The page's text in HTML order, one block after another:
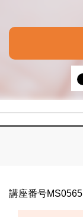
講座番号MS0565